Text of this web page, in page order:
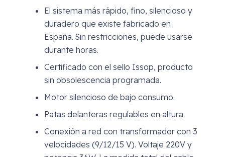
El sistema más rápido, fino, silencioso y
duradero que existe fabricado en
España. Sin restricciones, puede usarse
durante horas.
Certificado con el sello Issop, producto
sin obsolescencia programada.
Motor silencioso de bajo consumo.
Patas delanteras regulables en altura.
Conexión a red con transformador con 3
velocidades (9/12/15 V). Voltaje 220V y